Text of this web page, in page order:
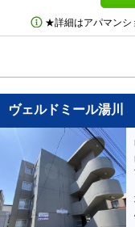
★詳細はアパマンシ
ヴェルドミール湯川